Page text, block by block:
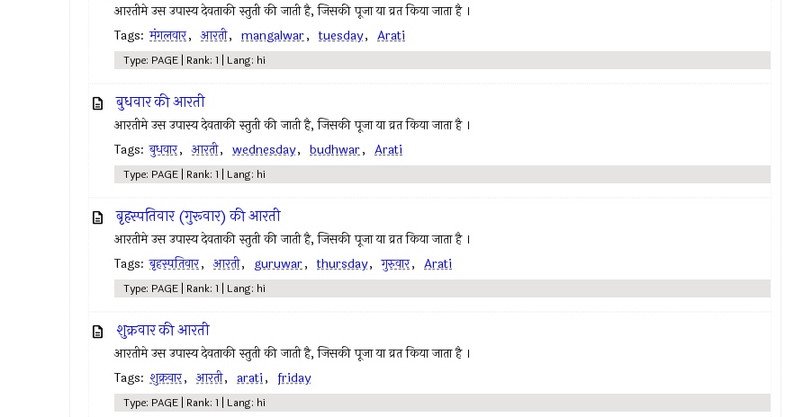
आरतीमे उस उपास्य देवताकी स्तुती की जाती है, जिसकी पूजा या व्रत किया जाता है ।
Tags: मंगलवार, आरती, mangalwar, tuesday, Arati
Type: PAGE | Rank: 1 | Lang: hi
बुधवार की आरती
आरतीमे उस उपास्य देवताकी स्तुती की जाती है, जिसकी पूजा या व्रत किया जाता है ।
Tags: बुधवार, आरती, wednesday, budhwar, Arati
Type: PAGE | Rank: 1 | Lang: hi
बृहस्पतिवार (गुरूवार) की आरती
आरतीमे उस उपास्य देवताकी स्तुती की जाती है, जिसकी पूजा या व्रत किया जाता है ।
Tags: बृहस्पतिवार, आरती, guruwar, thursday, गुरुवार, Arati
Type: PAGE | Rank: 1 | Lang: hi
शुक्रवार की आरती
आरतीमे उस उपास्य देवताकी स्तुती की जाती है, जिसकी पूजा या व्रत किया जाता है ।
Tags: शुक्रवार, आरती, arati, friday
Type: PAGE | Rank: 1 | Lang: hi